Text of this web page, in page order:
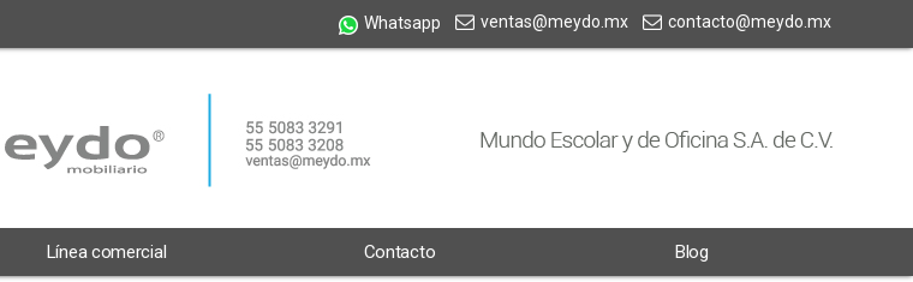
Whatsapp ventas@meydo.mx contacto@meydo.mx
Línea comercial Contacto Blog